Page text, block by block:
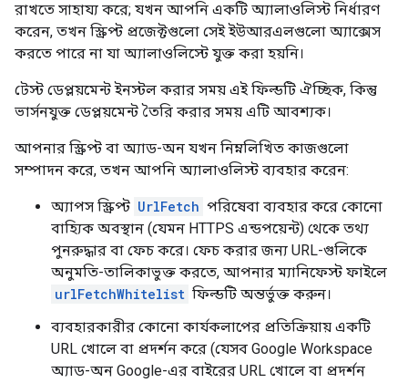
রাখতে সাহায্য করে; যখন আপনি একটি অ্যালাওলিস্ট নির্ধারণ
করেন, তখন স্ক্রিপ্ট প্রজেক্টগুলো সেই ইউআরএলগুলো অ্যাক্সেস
করতে পারে না যা অ্যালাওলিস্টে যুক্ত করা হয়নি।
টেস্ট ডেপ্লয়মেন্ট ইনস্টল করার সময় এই ফিল্ডটি ঐচ্ছিক, কিন্তু
ভার্সনযুক্ত ডেপ্লয়মেন্ট তৈরি করার সময় এটি আবশ্যক।
আপনার স্ক্রিপ্ট বা অ্যাড-অন যখন নিম্নলিখিত কাজগুলো
সম্পাদন করে, তখন আপনি অ্যালাওলিস্ট ব্যবহার করেন:
অ্যাপস স্ক্রিপ্ট UrlFetch পরিষেবা ব্যবহার করে কোনো
বাহ্যিক অবস্থান (যেমন HTTPS এন্ডপয়েন্ট) থেকে তথ্য
পুনরুদ্ধার বা ফেচ করে। ফেচ করার জন্য URL-গুলিকে
অনুমতি-তালিকাভুক্ত করতে, আপনার ম্যানিফেস্ট ফাইলে
urlFetchWhitelist ফিল্ডটি অন্তর্ভুক্ত করুন।
ব্যবহারকারীর কোনো কার্যকলাপের প্রতিক্রিয়ায় একটি
URL খোলে বা প্রদর্শন করে (যেসব Google Workspace
অ্যাড-অন Google-এর বাইরের URL খোলে বা প্রদর্শন